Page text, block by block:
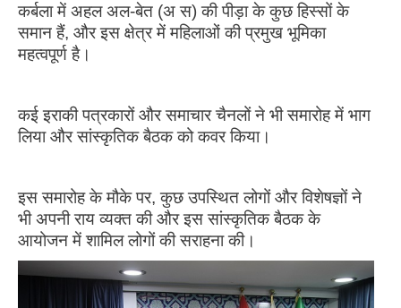
कर्बला में अहल अल-बेत (अ स) की पीड़ा के कुछ हिस्सों के
समान हैं, और इस क्षेत्र में महिलाओं की प्रमुख भूमिका
महत्वपूर्ण है।
कई इराकी पत्रकारों और समाचार चैनलों ने भी समारोह में भाग
लिया और सांस्कृतिक बैठक को कवर किया।
इस समारोह के मौके पर, कुछ उपस्थित लोगों और विशेषज्ञों ने
भी अपनी राय व्यक्त की और इस सांस्कृतिक बैठक के
आयोजन में शामिल लोगों की सराहना की।